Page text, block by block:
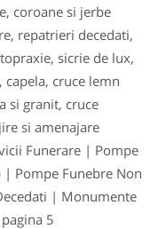
coroane si jerbe
repatrieri decedati,
sicrie de lux,
cruce lemn
si granit, cruce
si amenajare
Funerare | Pompe
Pompe Funebre Non
| Monumente
5